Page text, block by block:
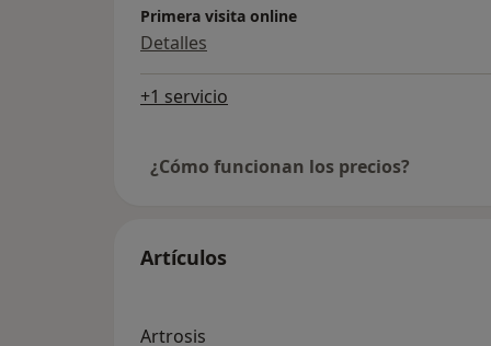
Primera visita online
Detalles
+1 servicio
¿Cómo funcionan los precios?
Artículos
Artrosis